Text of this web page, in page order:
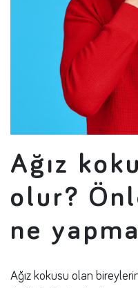
Ağız
olur?
ne
Ağız kokusu olan